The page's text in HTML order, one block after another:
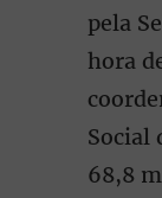
pela
hora
Social
68,8